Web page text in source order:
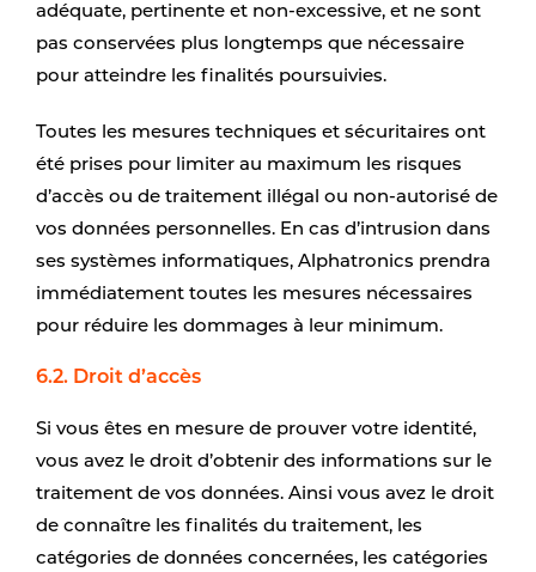
adéquate, pertinente et non-excessive, et ne sont
pas conservées plus longtemps que nécessaire
pour atteindre les finalités poursuivies.
Toutes les mesures techniques et sécuritaires ont
été prises pour limiter au maximum les risques
d’accès ou de traitement illégal ou non-autorisé de
vos données personnelles. En cas d’intrusion dans
ses systèmes informatiques, Alphatronics prendra
immédiatement toutes les mesures nécessaires
pour réduire les dommages à leur minimum.
6.2. Droit d’accès
Si vous êtes en mesure de prouver votre identité,
vous avez le droit d’obtenir des informations sur le
traitement de vos données. Ainsi vous avez le droit
de connaître les finalités du traitement, les
catégories de données concernées, les catégories